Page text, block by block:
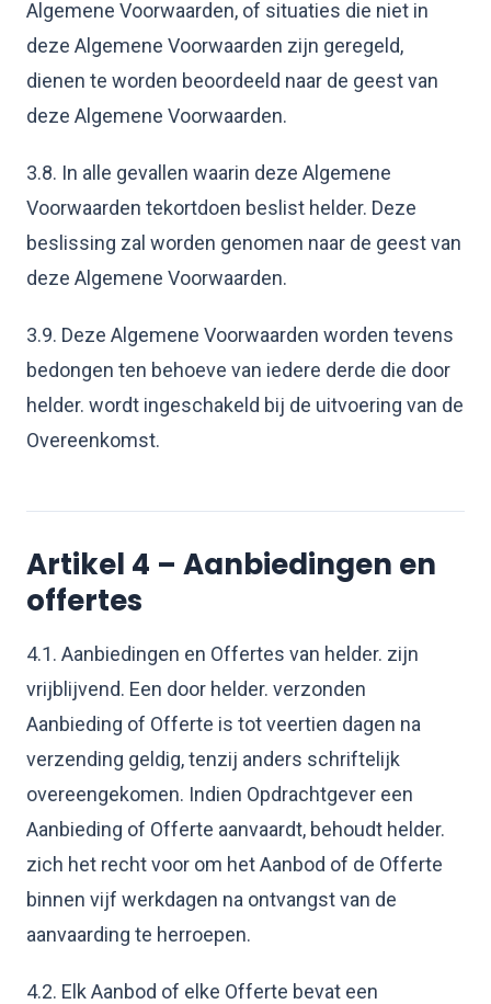
Algemene Voorwaarden, of situaties die niet in
deze Algemene Voorwaarden zijn geregeld,
dienen te worden beoordeeld naar de geest van
deze Algemene Voorwaarden.
3.8. In alle gevallen waarin deze Algemene
Voorwaarden tekortdoen beslist helder. Deze
beslissing zal worden genomen naar de geest van
deze Algemene Voorwaarden.
3.9. Deze Algemene Voorwaarden worden tevens
bedongen ten behoeve van iedere derde die door
helder. wordt ingeschakeld bij de uitvoering van de
Overeenkomst.
Artikel 4 – Aanbiedingen en
offertes
4.1. Aanbiedingen en Offertes van helder. zijn
vrijblijvend. Een door helder. verzonden
Aanbieding of Offerte is tot veertien dagen na
verzending geldig, tenzij anders schriftelijk
overeengekomen. Indien Opdrachtgever een
Aanbieding of Offerte aanvaardt, behoudt helder.
zich het recht voor om het Aanbod of de Offerte
binnen vijf werkdagen na ontvangst van de
aanvaarding te herroepen.
4.2. Elk Aanbod of elke Offerte bevat een